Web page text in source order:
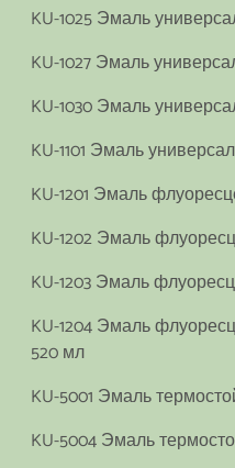
KU-1025 Эмаль
KU-1027 Эмаль
KU-1030 Эмаль
KU-1101 Эмаль
KU-1201 Эмаль
KU-1202 Эмаль
KU-1203 Эмаль
KU-1204 Эмаль
520 мл
KU-5001 Эмаль
KU-5004 Эмаль